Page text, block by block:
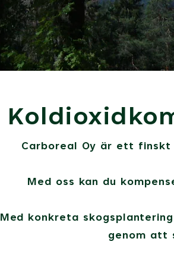
Carboreal Oy är ett
Med oss kan du
Med konkreta
genom att